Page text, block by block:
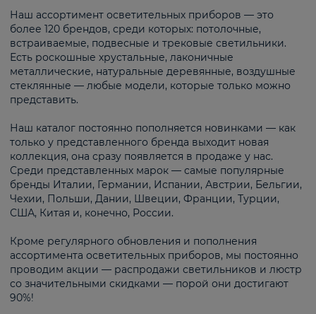
Наш ассортимент осветительных приборов — это
более 120 брендов, среди которых: потолочные,
встраиваемые, подвесные и трековые светильники.
Есть роскошные хрустальные, лаконичные
металлические, натуральные деревянные, воздушные
стеклянные — любые модели, которые только можно
представить.
Наш каталог постоянно пополняется новинками — как
только у представленного бренда выходит новая
коллекция, она сразу появляется в продаже у нас.
Среди представленных марок — самые популярные
бренды Италии, Германии, Испании, Австрии, Бельгии,
Чехии, Польши, Дании, Швеции, Франции, Турции,
США, Китая и, конечно, России.
Кроме регулярного обновления и пополнения
ассортимента осветительных приборов, мы постоянно
проводим акции — распродажи светильников и люстр
со значительными скидками — порой они достигают
90%!